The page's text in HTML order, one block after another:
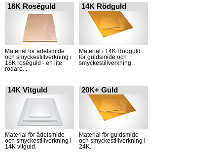
18K Roséguld
Material för ädelsmide
och smyckestillverkning i
18K roséguld - en lite
rödare...
14K Rödguld
Material i 14K Rödguld
för guldsmide och
smyckestillverkning.
14K Vitguld
Material för ädelsmide
och smyckestillverkning i
14K vitguld.
20K+ Guld
Material för guldsmide
och smyckestillverkning i
24K.